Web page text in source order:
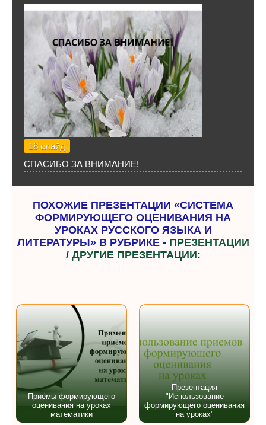
18 слайд
СПАСИБО ЗА ВНИМАНИЕ!
ПОХОЖИЕ ПРЕЗЕНТАЦИИ «СИСТЕМА
ФОРМИРУЮЩЕГО ОЦЕНИВАНИЯ НА
УРОКАХ РУССКОГО ЯЗЫКА И
ЛИТЕРАТУРЫ» В РУБРИКЕ - ПРЕЗЕНТАЦИИ
/ ДРУГИЕ ПРЕЗЕНТАЦИИ:
Приёмы формирующего
оценивания на уроках
математики
Презентация
"Использование
формирующего оценивания
на уроках"